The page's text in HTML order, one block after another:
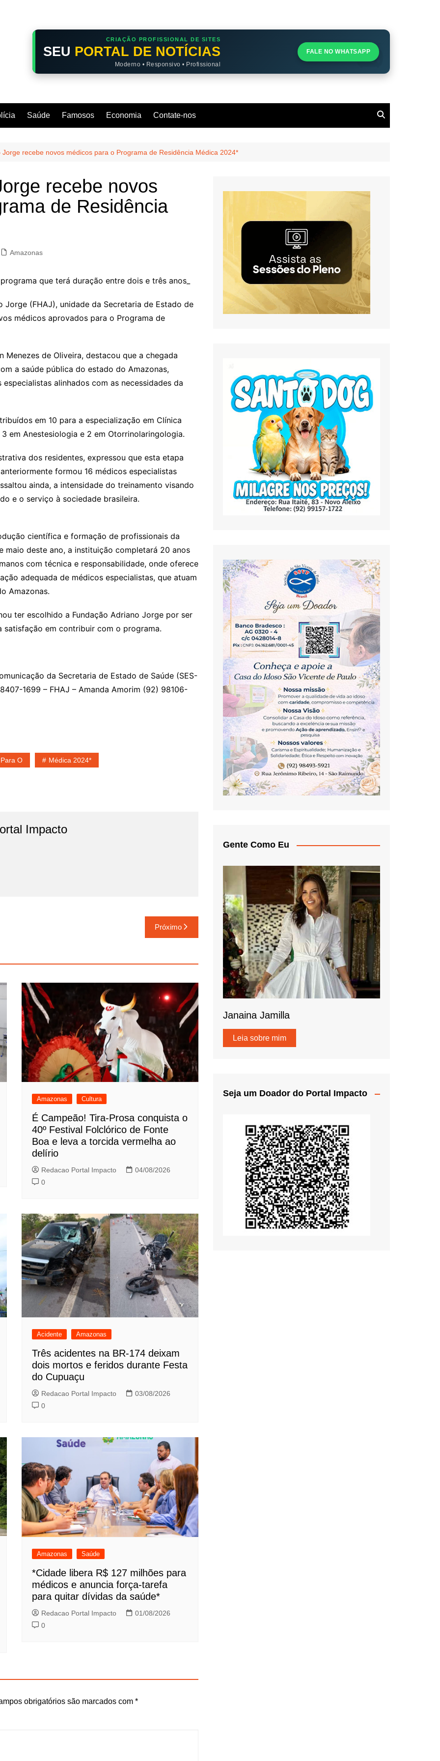
CRIAÇÃO PROFISSIONAL DE SITES
SEU PORTAL DE NOTÍCIAS
Moderno • Responsivo • Profissional
FALE NO WHATSAPP
Saúde Famosos Economia Contate-nos
Jorge recebe novos médicos para o Programa de Residência Médica 2024*
recebe novos
de Residência
Amazonas
que terá duração entre dois e três anos_
Jorge (FHAJ), unidade da Secretaria de Estado de
médicos aprovados para o Programa de
de Oliveira, destacou que a chegada
a saúde pública do estado do Amazonas,
alinhados com as necessidades da
em 10 para a especialização em Clínica
em Anestesiologia e 2 em Otorrinolaringologia.
dos residentes, expressou que esta etapa
formou 16 médicos especialistas
ainda, a intensidade do treinamento visando
e o serviço à sociedade brasileira.
científica e formação de profissionais da
maio deste ano, a instituição completará 20 anos
com técnica e responsabilidade, onde oferece
adequada de médicos especialistas, que atuam
Amazonas.
ter escolhido a Fundação Adriano Jorge por ser
satisfação em contribuir com o programa.
da Secretaria de Estado de Saúde (SES-
1699 – FHAJ – Amanda Amorim (92) 98106-
O Médica 2024*
Impacto
Próximo
Amazonas Cultura
É Campeão! Tira-Prosa conquista o
40º Festival Folclórico de Fonte
Boa e leva a torcida vermelha ao
delírio
Redacao Portal Impacto
04/08/2026
0
Acidente Amazonas
Três acidentes na BR-174 deixam
dois mortos e feridos durante Festa
do Cupuaçu
Redacao Portal Impacto
03/08/2026
0
Amazonas Saúde
*Cidade libera R$ 127 milhões para
médicos e anuncia força-tarefa
para quitar dívidas da saúde*
Redacao Portal Impacto
01/08/2026
0
obrigatórios são marcados com *
Gente Como Eu
Janaina Jamilla
Leia sobre mim
Seja um Doador do Portal Impacto